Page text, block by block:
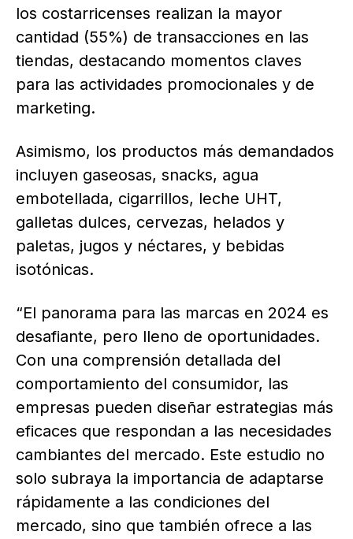
los costarricenses realizan la mayor
cantidad (55%) de transacciones en las
tiendas, destacando momentos claves
para las actividades promocionales y de
marketing.
Asimismo, los productos más demandados
incluyen gaseosas, snacks, agua
embotellada, cigarrillos, leche UHT,
galletas dulces, cervezas, helados y
paletas, jugos y néctares, y bebidas
isotónicas.
“El panorama para las marcas en 2024 es
desafiante, pero lleno de oportunidades.
Con una comprensión detallada del
comportamiento del consumidor, las
empresas pueden diseñar estrategias más
eficaces que respondan a las necesidades
cambiantes del mercado. Este estudio no
solo subraya la importancia de adaptarse
rápidamente a las condiciones del
mercado, sino que también ofrece a las